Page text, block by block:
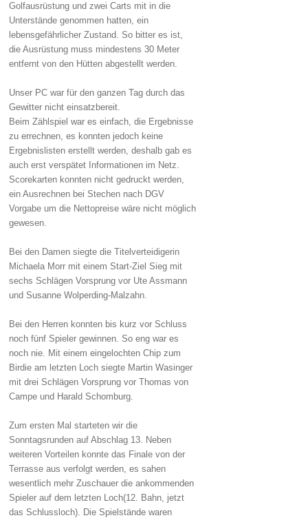
Golfausrüstung und zwei Carts mit in die
Unterstände genommen hatten, ein
lebensgefährlicher Zustand. So bitter es ist,
die Ausrüstung muss mindestens 30 Meter
entfernt von den Hütten abgestellt werden.
Unser PC war für den ganzen Tag durch das
Gewitter nicht einsatzbereit.
Beim Zählspiel war es einfach, die Ergebnisse
zu errechnen, es konnten jedoch keine
Ergebnislisten erstellt werden, deshalb gab es
auch erst verspätet Informationen im Netz.
Scorekarten konnten nicht gedruckt werden,
ein Ausrechnen bei Stechen nach DGV
Vorgabe um die Nettopreise wäre nicht möglich
gewesen.
Bei den Damen siegte die Titelverteidigerin
Michaela Morr mit einem Start-Ziel Sieg mit
sechs Schlägen Vorsprung vor Ute Assmann
und Susanne Wolperding-Malzahn.
Bei den Herren konnten bis kurz vor Schluss
noch fünf Spieler gewinnen. So eng war es
noch nie. Mit einem eingelochten Chip zum
Birdie am letzten Loch siegte Martin Wasinger
mit drei Schlägen Vorsprung vor Thomas von
Campe und Harald Schomburg.
Zum ersten Mal starteten wir die
Sonntagsrunden auf Abschlag 13. Neben
weiteren Vorteilen konnte das Finale von der
Terrasse aus verfolgt werden, es sahen
wesentlich mehr Zuschauer die ankommenden
Spieler auf dem letzten Loch(12. Bahn, jetzt
das Schlussloch). Die Spielstände waren